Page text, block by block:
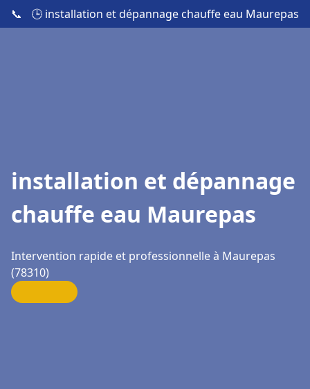
📞 🕒 installation et dépannage chauffe eau Maurepas
installation et dépannage
chauffe eau Maurepas
Intervention rapide et professionnelle à Maurepas
(78310)